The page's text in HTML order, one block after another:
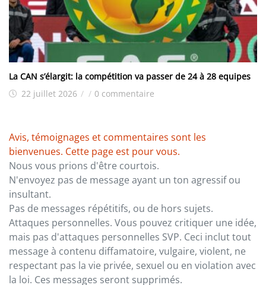
La CAN s’élargit: la compétition va passer de 24 à 28 equipes
22 juillet 2026 / / 0 commentaire
Avis, témoignages et commentaires sont les
bienvenues. Cette page est pour vous.
Nous vous prions d'être courtois.
N'envoyez pas de message ayant un ton agressif ou
insultant.
Pas de messages répétitifs, ou de hors sujets.
Attaques personnelles. Vous pouvez critiquer une idée,
mais pas d'attaques personnelles SVP. Ceci inclut tout
message à contenu diffamatoire, vulgaire, violent, ne
respectant pas la vie privée, sexuel ou en violation avec
la loi. Ces messages seront supprimés.